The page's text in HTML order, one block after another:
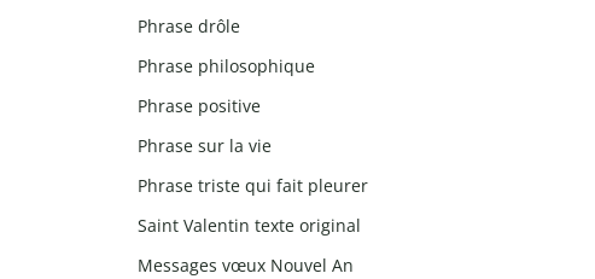
Phrase drôle
Phrase philosophique
Phrase positive
Phrase sur la vie
Phrase triste qui fait pleurer
Saint Valentin texte original
Messages vœux Nouvel An